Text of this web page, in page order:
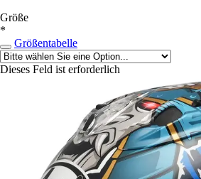
Größe
*
Größentabelle
Dieses Feld ist erforderlich